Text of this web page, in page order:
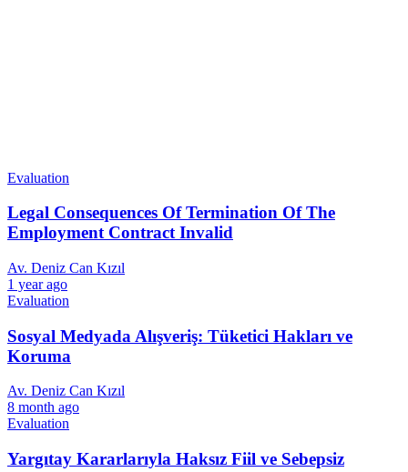
Evaluation
Legal Consequences Of Termination Of The
Employment Contract Invalid
Av. Deniz Can Kızıl
1 year ago
Evaluation
Sosyal Medyada Alışveriş: Tüketici Hakları ve
Koruma
Av. Deniz Can Kızıl
8 month ago
Evaluation
Yargıtay Kararlarıyla Haksız Fiil ve Sebepsiz